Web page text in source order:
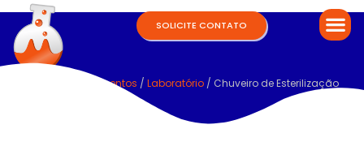
SOLICITE CONTATO
Equipamentos / Laboratório / Chuveiro de Esterilização